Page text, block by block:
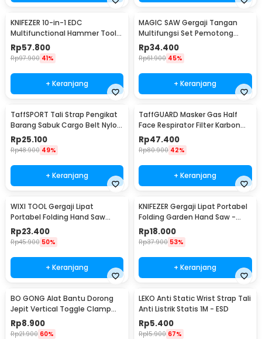
KNIFEZER 10-in-1 EDC
Multifunctional Hammer Tool
for Camping Survival - WL-
9003
Rp57.800
Rp97.900 41%
+ Keranjang
MAGIC SAW Gergaji Tangan
Multifungsi Set Pemotong
Kayu Besi
Rp34.400
Rp61.900 45%
+ Keranjang
TaffSPORT Tali Strap Pengikat
Barang Sabuk Cargo Belt Nylon
5M - XR2
Rp25.100
Rp48.900 49%
+ Keranjang
TaffGUARD Masker Gas Half
Face Respirator Filter Karbon
Aktif KN95 - 6200
Rp47.400
Rp80.900 42%
+ Keranjang
WIXI TOOL Gergaji Lipat
Portabel Folding Hand Saw
39cm - JSZ-002
Rp23.400
Rp45.900 50%
+ Keranjang
KNIFEZER Gergaji Lipat Portabel
Folding Garden Hand Saw -
LA145
Rp18.000
Rp37.900 53%
+ Keranjang
BO GONG Alat Bantu Dorong
Jepit Vertical Toggle Clamp
Hold Down Handle - GH-13009
Rp8.900
Rp21.900 60%
LEKO Anti Static Wrist Strap Tali
Anti Listrik Statis 1M - ESD
Rp5.400
Rp15.900 67%